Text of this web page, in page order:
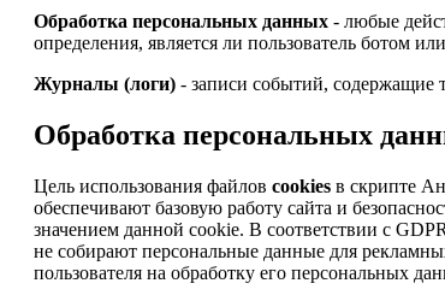
Обработка персональных данных - любые
определения, является ли пользователь ботом
Журналы (логи) - записи событий, содержащие
Обработка персональных
Цель использования файлов cookies в скрипте
обеспечивают базовую работу сайта и
значением данной cookie. В соответствии с
не собирают персональные данные для
пользователя на обработку его персональных